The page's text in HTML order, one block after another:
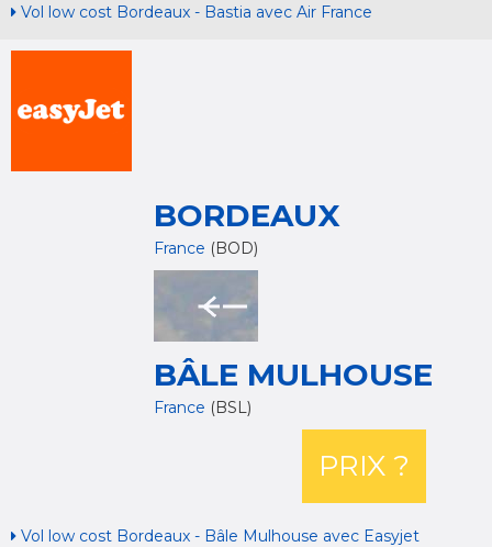
Vol low cost Bordeaux - Bastia avec Air France
BORDEAUX
France (BOD)
BÂLE MULHOUSE
France (BSL)
PRIX ?
Vol low cost Bordeaux - Bâle Mulhouse avec Easyjet